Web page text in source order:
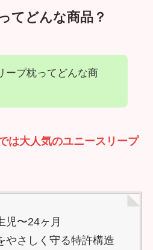
てどんな商品？
ープ枕ってどんな商
は大人気のユニースリープ
児〜24ヶ月
やさしく守る特許構造